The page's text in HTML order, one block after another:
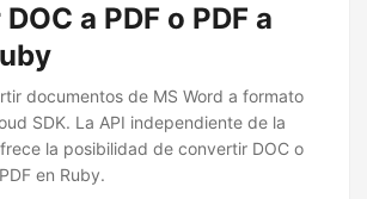
a PDF o PDF a
documentos de MS Word a formato
SDK. La API independiente de la
la posibilidad de convertir DOC o
en Ruby.